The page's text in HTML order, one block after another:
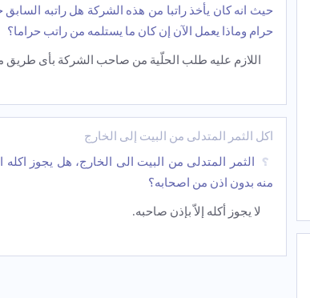
حیث انه کان یأخذ راتبا من هذه الشرکة هل راتبه السابق
حرام وماذا یعمل الآن إن کان ما یستلمه من راتب حراما؟
اللازم علیه طلب الحلّیة من صاحب الشرکة بأی طریق
أکل الثمر المتدلی من البیت إلی الخارج
الثمر المتدلی من البیت الى الخارج، هل یجوز اکله
منه بدون اذن من اصحابه؟
لا یجوز أکله إلاّ بإذن صاحبه.